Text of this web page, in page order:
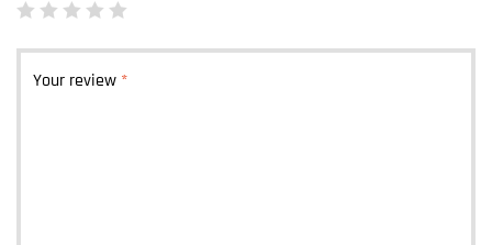
Your review *